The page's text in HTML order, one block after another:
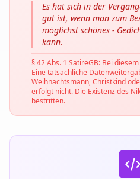
Es hat sich in der
gut ist, wenn man zum
möglichst schönes -
kann.
§ 42 Abs. 1 SatireGB: Bei
Eine tatsächliche
Weihnachtsmann, Christkind
erfolgt nicht. Die Existenz des
bestritten.